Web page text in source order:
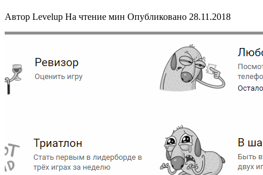
Автор Levelup На чтение мин Опубликовано 28.11.2018